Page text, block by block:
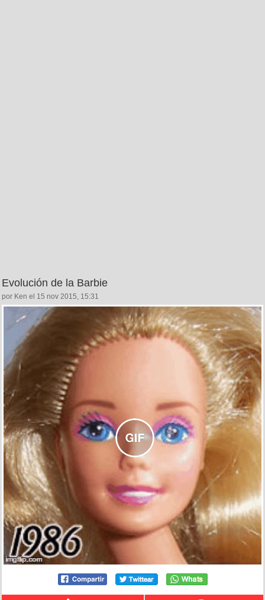
Evolución de la Barbie
por Ken el 15 nov 2015, 15:31